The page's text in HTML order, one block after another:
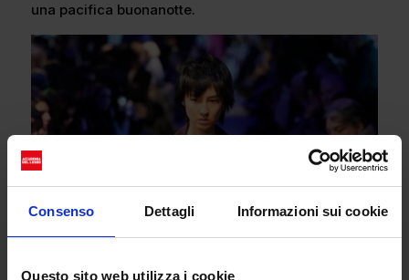
Consenso Dettagli Informazioni sui cookie
Questo sito web utilizza i cookie
una pacifica buonanotte.